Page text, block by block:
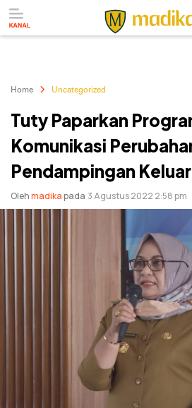
Home Uncategorized
Tuty Paparkan
Komunikasi
Pendampingan
Olehmadikapada 3 Agustus 2022 2:58 pm